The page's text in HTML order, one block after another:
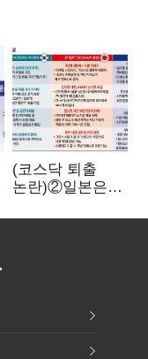
(코스닥 퇴출
논란)②일본은
기다려주는데